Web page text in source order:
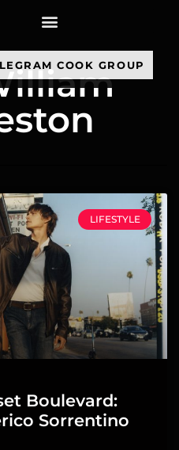
COOK GROUP
LIFESTYLE
Boulevard:
Sorrentino